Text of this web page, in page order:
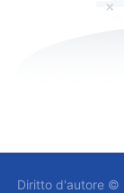
Diritto d'autore ©